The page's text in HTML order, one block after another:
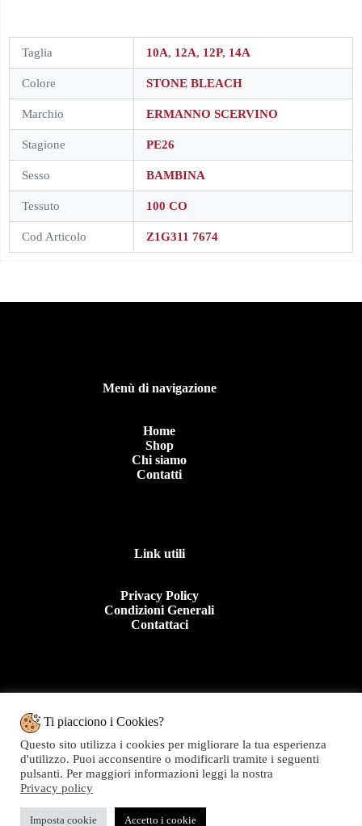
Taglia 10A, 12A, 12P, 14A
Colore STONE BLEACH
Marchio ERMANNO SCERVINO
Stagione PE26
Sesso BAMBINA
Tessuto 100 CO
Cod Articolo Z1G311 7674
Menù di navigazione
Home
Shop
Chi siamo
Contatti
Link utili
Privacy Policy
Condizioni Generali
Contattaci
Tel: +39 0963 44950
E.mail:info@topolinomoda.it
Via Forgiari, 11 – 89900 Vibo Valentia (VV)
Topolino Moda - P.IVA 01282020799
Ti piacciono i Cookies?
Questo sito utilizza i cookies per migliorare la tua esperienza
d'utilizzo. Puoi acconsentire o modificarli tramite i seguenti
pulsanti. Per maggiori informazioni leggi la nostra
Privacy policy
Imposta cookie Accetto i cookie